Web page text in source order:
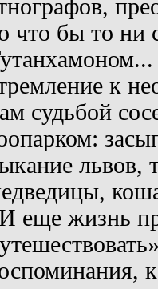
что бы то ни
к
судьбой
львов,
еще жизнь